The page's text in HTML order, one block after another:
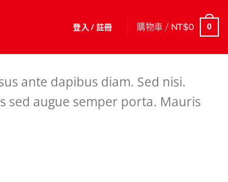
登入 / 註冊 購物車 / NT$0 0
ante dapibus diam. Sed nisi.
sed augue semper porta. Mauris